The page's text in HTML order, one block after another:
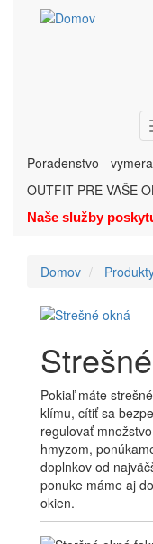
Poradenstvo -
OUTFIT PRE VAŠE
Naše služby
Domov
Pokiaľ máte
klímu, cítiť sa
regulovať
hmyzom,
doplnkov od
ponuke máme aj
okien.